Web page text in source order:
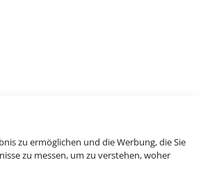
zu ermöglichen und die Werbung, die Sie
zu messen, um zu verstehen, woher